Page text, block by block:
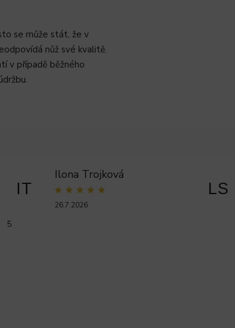
se může stát, že v
nůž své kvalitě.
v případě běžného
IT
Ilona Trojková
26.7.2026
5
LS